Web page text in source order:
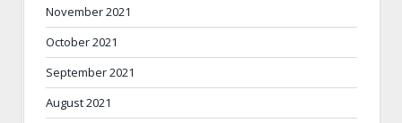
November 2021
October 2021
September 2021
August 2021